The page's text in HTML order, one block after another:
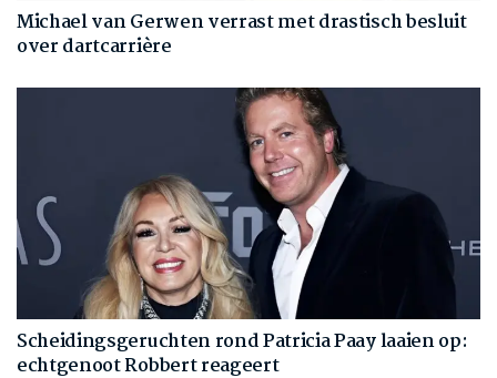
Michael van Gerwen verrast met drastisch besluit
over dartcarrière
Scheidingsgeruchten rond Patricia Paay laaien op:
echtgenoot Robbert reageert